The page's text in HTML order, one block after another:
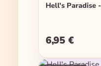
Hell's Paradise
Regulärer
6,95 €